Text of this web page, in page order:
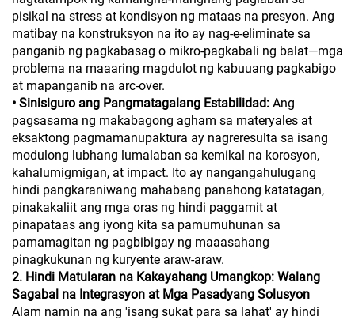
pisikal na stress at kondisyon ng mataas na presyon. Ang
matibay na konstruksyon na ito ay nag-e-eliminate sa
panganib ng pagkabasag o mikro-pagkabali ng balat—mga
problema na maaaring magdulot ng kabuuang pagkabigo
at mapanganib na arc-over.
• Sinisiguro ang Pangmatagalang Estabilidad: Ang
pagsasama ng makabagong agham sa materyales at
eksaktong pagmamanupaktura ay nagreresulta sa isang
modulong lubhang lumalaban sa kemikal na korosyon,
kahalumigmigan, at impact. Ito ay nangangahulugang
hindi pangkaraniwang mahabang panahong katatagan,
pinakakaliit ang mga oras ng hindi paggamit at
pinapataas ang iyong kita sa pamumuhunan sa
pamamagitan ng pagbibigay ng maaasahang
pinagkukunan ng kuryente araw-araw.
2. Hindi Matularan na Kakayahang Umangkop: Walang
Sagabal na Integrasyon at Mga Pasadyang Solusyon
Alam namin na ang 'isang sukat para sa lahat' ay hindi